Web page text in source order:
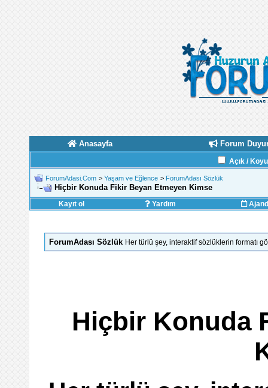
Anasayfa Forum
Açık /
ForumAdasi.Com > Yaşam ve Eğlence > ForumAdası Sözlük
Hiçbir Konuda Fikir Beyan Etmeyen Kimse
Kayıt ol Yardım
ForumAdası Sözlük Her türlü şey, interaktif sözlüklerin formatı
Hiçbir Konuda